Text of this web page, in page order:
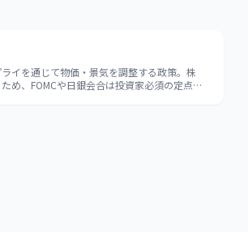
イを通じて物価・景気を調整する政策。株
め、FOMCや日銀会合は投資家必須の定点観